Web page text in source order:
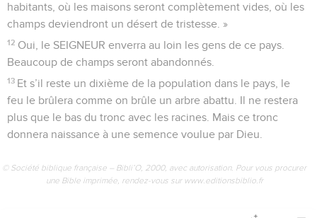
habitants, où les maisons seront complètement vides, où les
champs deviendront un désert de tristesse. »
12 Oui, le SEIGNEUR enverra au loin les gens de ce pays.
Beaucoup de champs seront abandonnés.
13 Et s’il reste un dixième de la population dans le pays, le
feu le brûlera comme on brûle un arbre abattu. Il ne restera
plus que le bas du tronc avec les racines. Mais ce tronc
donnera naissance à une semence voulue par Dieu.
© Société biblique française – Bibli’O, 2000, avec autorisation. Pour vous procurer
une Bible imprimée, rendez-vous sur www.editionsbiblio.fr